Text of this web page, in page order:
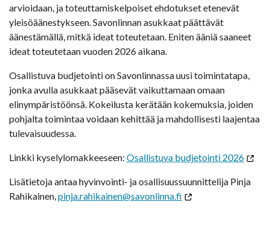
arvioidaan, ja toteuttamiskelpoiset ehdotukset etenevät
yleisöäänestykseen. Savonlinnan asukkaat päättävät
äänestämällä, mitkä ideat toteutetaan. Eniten ääniä saaneet
ideat toteutetaan vuoden 2026 aikana.
Osallistuva budjetointi on Savonlinnassa uusi toimintatapa,
jonka avulla asukkaat pääsevät vaikuttamaan omaan
elinympäristöönsä. Kokeilusta kerätään kokemuksia, joiden
pohjalta toimintaa voidaan kehittää ja mahdollisesti laajentaa
tulevaisuudessa.
Linkki kyselylomakkeeseen: Osallistuva budjetointi 2026
Lisätietoja antaa hyvinvointi- ja osallisuussuunnittelija Pinja
Rahikainen,pinja.rahikainen@savonlinna.fi